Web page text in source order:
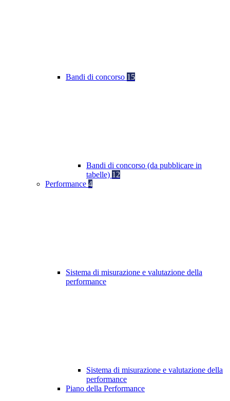
Bandi di concorso 15
Bandi di concorso (da pubblicare in
tabelle) 12
Performance 4
Sistema di misurazione e valutazione della
performance
Sistema di misurazione e valutazione della
performance
Piano della Performance